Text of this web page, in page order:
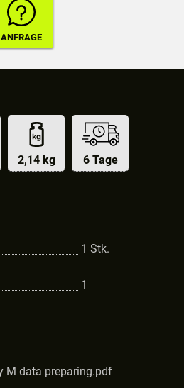
2,14 kg 6 Tage
1 Stk.
1
M data preparing.pdf